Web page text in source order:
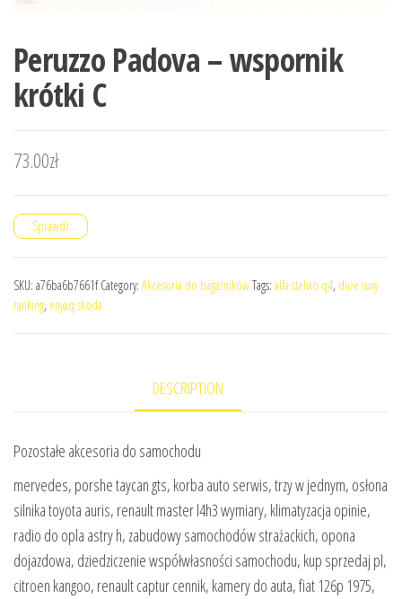
Peruzzo Padova – wspornik
krótki C
73.00zł
Sprawdź
SKU: a76ba6b7661f Category: Akcesoria do bagażnikówTags: alfa stelvio q4, duże suvy
ranking, enyaq skoda
DESCRIPTION
Pozostałe akcesoria do samochodu
mervedes, porshe taycan gts, korba auto serwis, trzy w jednym, osłona
silnika toyota auris, renault master l4h3 wymiary, klimatyzacja opinie,
radio do opla astry h, zabudowy samochodów strażackich, opona
dojazdowa, dziedziczenie współwłasności samochodu, kup sprzedaj pl,
citroen kangoo, renault captur cennik, kamery do auta, fiat 126p 1975,